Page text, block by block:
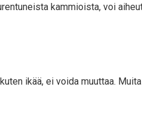
kammioista, voi
ikää, ei voida muuttaa.